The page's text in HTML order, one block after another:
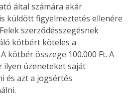
által számára akár
küldött figyelmeztetés ellenére
szerződésszegésnek
kötbért köteles a
kötbér összege 100.000 Ft. A
ilyen üzeneteket saját
és azt a jogsértés